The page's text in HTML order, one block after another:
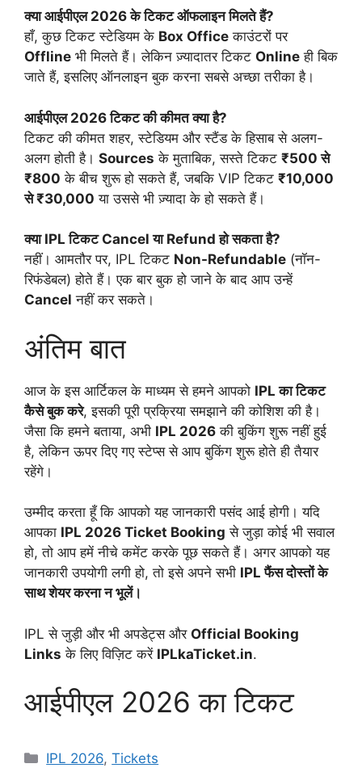
क्या आईपीएल 2026 के टिकट ऑफलाइन मिलते हैं?
हाँ, कुछ टिकट स्टेडियम के Box Office काउंटरों पर
Offline भी मिलते हैं। लेकिन ज़्यादातर टिकट Online ही बिक
जाते हैं, इसलिए ऑनलाइन बुक करना सबसे अच्छा तरीका है।
आईपीएल 2026 टिकट की कीमत क्या है?
टिकट की कीमत शहर, स्टेडियम और स्टैंड के हिसाब से अलग-
अलग होती है। Sources के मुताबिक, सस्ते टिकट ₹500 से
₹800 के बीच शुरू हो सकते हैं, जबकि VIP टिकट ₹10,000
से ₹30,000 या उससे भी ज़्यादा के हो सकते हैं।
क्या IPL टिकट Cancel या Refund हो सकता है?
नहीं। आमतौर पर, IPL टिकट Non-Refundable (नॉन-
रिफंडेबल) होते हैं। एक बार बुक हो जाने के बाद आप उन्हें
Cancel नहीं कर सकते।
अंतिम बात
आज के इस आर्टिकल के माध्यम से हमने आपको IPL का टिकट
कैसे बुक करे, इसकी पूरी प्रक्रिया समझाने की कोशिश की है।
जैसा कि हमने बताया, अभी IPL 2026 की बुकिंग शुरू नहीं हुई
है, लेकिन ऊपर दिए गए स्टेप्स से आप बुकिंग शुरू होते ही तैयार
रहेंगे।
उम्मीद करता हूँ कि आपको यह जानकारी पसंद आई होगी। यदि
आपका IPL 2026 Ticket Booking से जुड़ा कोई भी सवाल
हो, तो आप हमें नीचे कमेंट करके पूछ सकते हैं। अगर आपको यह
जानकारी उपयोगी लगी हो, तो इसे अपने सभी IPL फैंस दोस्तों के
साथ शेयर करना न भूलें।
IPL से जुड़ी और भी अपडेट्स और Official Booking
Links के लिए विज़िट करें IPLkaTicket.in.
आईपीएल 2026 का टिकट
Categories
IPL 2026,Tickets